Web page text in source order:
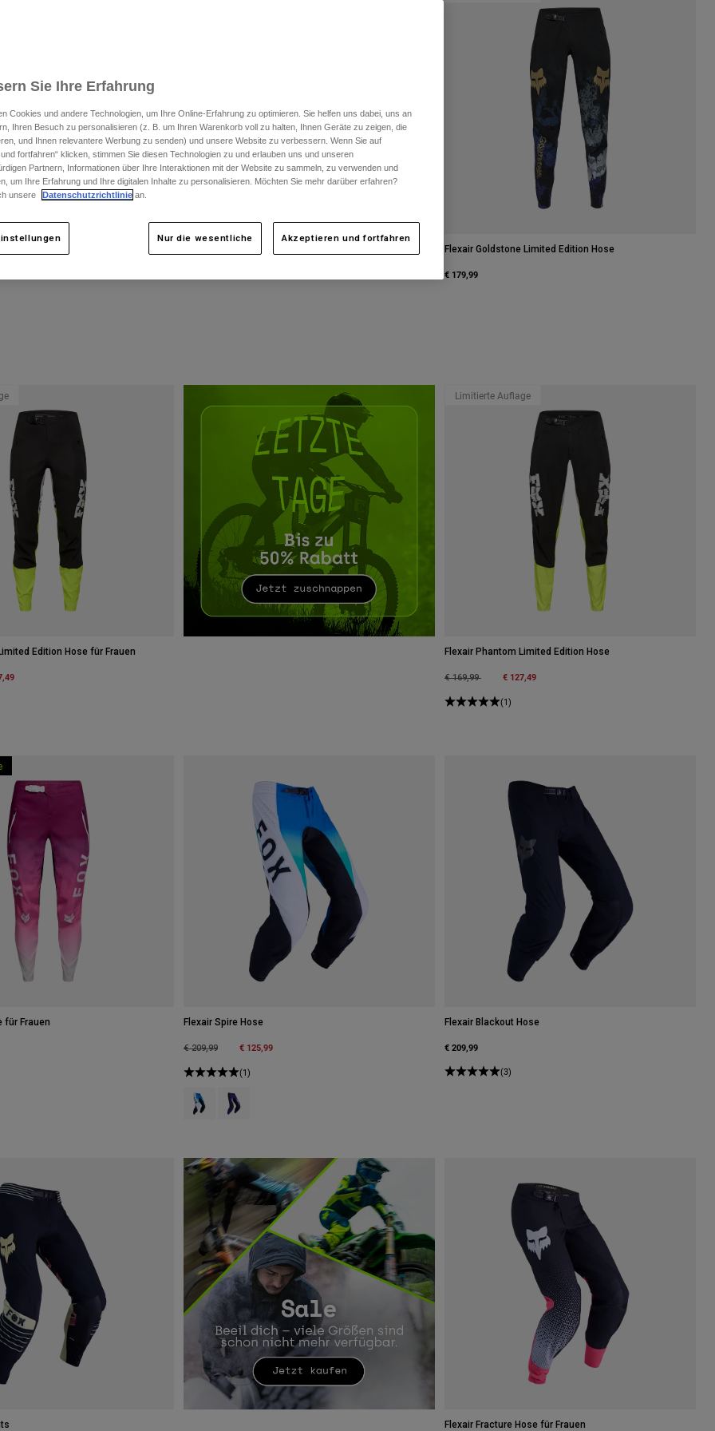
of Blaues Juwel.
type of Weiß.
Flexair Goldstone Limited Edition Hose
€ 179,99
Edition Hose für Frauen
Limitierte Auflage
Flexair Phantom Limited Edition Hose
Price reduced from
€ 169,99to € 127,49
(1)
für Frauen Flexair Spire Hose
Price reduced from
€ 209,99to € 125,99
(1)
Product swatch type of Aqua Blau.
Product swatch type of Flieder.
Flexair Blackout Hose
€ 209,99
(3)
Flexair Fracture Hose für Frauen
Sie Ihre Erfahrung
Cookies und andere Technologien, um Ihre Online-Erfahrung zu optimieren. Sie helfen uns dabei, uns an
Ihren Besuch zu personalisieren (z. B. um Ihren Warenkorb voll zu halten, Ihnen Geräte zu zeigen, die
und Ihnen relevantere Werbung zu senden) und unsere Website zu verbessern. Wenn Sie auf
fortfahren“ klicken, stimmen Sie diesen Technologien zu und erlauben uns und unseren
Partnern, Informationen über Ihre Interaktionen mit der Website zu sammeln, zu verwenden und
um Ihre Erfahrung und Ihre digitalen Inhalte zu personalisieren. Möchten Sie mehr darüber erfahren?
unsere
Datenschutzrichtlinie an.
Nur die wesentliche Akzeptieren und fortfahren